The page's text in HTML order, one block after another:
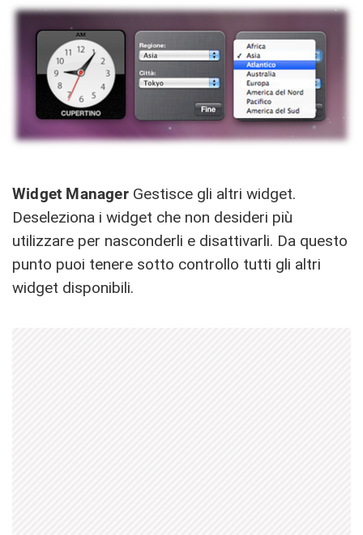
Widget ManagerGestisce gli altri widget.
Deseleziona i widget che non desideri più
utilizzare per nasconderli e disattivarli. Da questo
punto puoi tenere sotto controllo tutti gli altri
widget disponibili.